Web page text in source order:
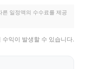
일정액의 수수료를 제공
익이 발생할 수 있습니다.